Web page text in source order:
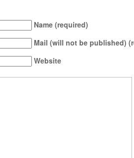
Name (required)
Mail (will not be published)
Website